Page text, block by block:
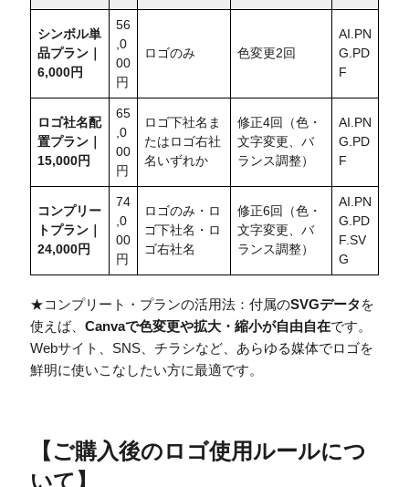
シンボル単
品プラン｜
6,000円
56
,0
00
円
ロゴのみ 色変更2回
AI.PN
G.PD
F
ロゴ社名配
置プラン｜
15,000円
65
,0
00
円
ロゴ下社名ま
たはロゴ右社
名いずれか
修正4回（色・
文字変更、バ
ランス調整）
AI.PN
G.PD
F
コンプリー
トプラン｜
24,000円
74
,0
00
円
ロゴのみ・ロ
ゴ下社名・ロ
ゴ右社名
修正6回（色・
文字変更、バ
ランス調整）
AI.PN
G.PD
F.SV
G
★コンプリート・プランの活用法：付属のSVGデータ を
使えば、 Canvaで色変更や拡大・縮小が自由自在です。
Webサイト、SNS、チラシなど、あらゆる媒体でロゴを
鮮明に使いこなしたい方に最適です。
【ご購入後のロゴ使用ルールにつ
いて 】